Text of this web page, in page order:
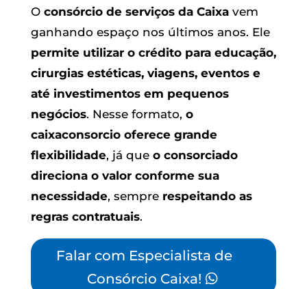
O consórcio de serviços da Caixavem
ganhando espaço nos últimos anos. Ele
permite utilizar o crédito para educação,
cirurgias estéticas, viagens, eventos e
até investimentos em pequenos
negócios. Nesse formato, o
caixaconsorcio oferece grande
flexibilidade, já que o consorciado
direciona o valor conforme sua
necessidade, sempre respeitando as
regras contratuais.
Falar com Especialista de
Consórcio Caixa!